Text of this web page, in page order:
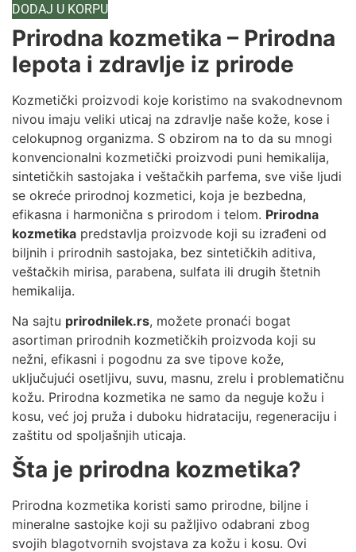
DODAJ U KORPU
Prirodna kozmetika – Prirodna
lepota i zdravlje iz prirode
Kozmetički proizvodi koje koristimo na svakodnevnom
nivou imaju veliki uticaj na zdravlje naše kože, kose i
celokupnog organizma. S obzirom na to da su mnogi
konvencionalni kozmetički proizvodi puni hemikalija,
sintetičkih sastojaka i veštačkih parfema, sve više ljudi
se okreće prirodnoj kozmetici, koja je bezbedna,
efikasna i harmonična s prirodom i telom. Prirodna
kozmetika predstavlja proizvode koji su izrađeni od
biljnih i prirodnih sastojaka, bez sintetičkih aditiva,
veštačkih mirisa, parabena, sulfata ili drugih štetnih
hemikalija.
Na sajtu prirodnilek.rs, možete pronaći bogat
asortiman prirodnih kozmetičkih proizvoda koji su
nežni, efikasni i pogodnu za sve tipove kože,
uključujući osetljivu, suvu, masnu, zrelu i problematičnu
kožu. Prirodna kozmetika ne samo da neguje kožu i
kosu, već joj pruža i duboku hidrataciju, regeneraciju i
zaštitu od spoljašnjih uticaja.
Šta je prirodna kozmetika?
Prirodna kozmetika koristi samo prirodne, biljne i
mineralne sastojke koji su pažljivo odabrani zbog
svojih blagotvornih svojstava za kožu i kosu. Ovi